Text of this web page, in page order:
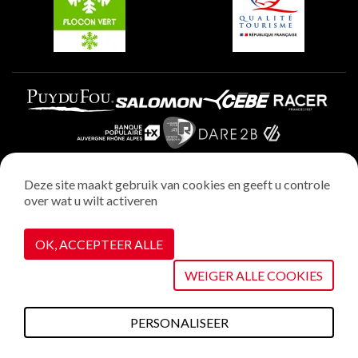
Wettelijke vermeldingen
Privacybeleid
Realisatie : StudioJuillet
Cookiebeheer
Deze site maakt gebruik van cookies en geeft u controle
over wat u wilt activeren
OK, ACCEPTEER ALLE
WEIGER ALLE COOKIES
PERSONALISEER